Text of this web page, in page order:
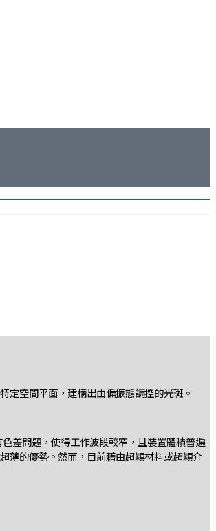
定空間平面，建構出由偏振態調控的光斑。
差問題，使得工作波段較窄，且裝置體積普遍
薄的優勢。然而，目前藉由超穎材料或超穎介